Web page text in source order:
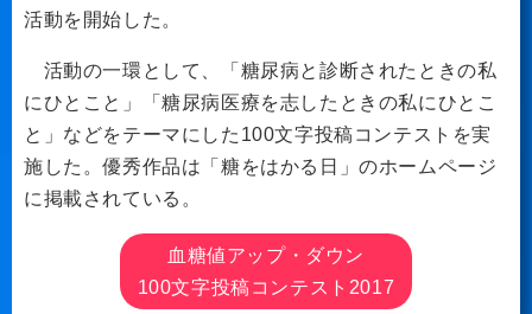
活動を開始した。
活動の一環として、「糖尿病と診断されたときの私
にひとこと」「糖尿病医療を志したときの私にひとこ
と」などをテーマにした100文字投稿コンテストを実
施した。優秀作品は「糖をはかる日」のホームページ
に掲載されている。
血糖値アップ・ダウン
100文字投稿コンテスト2017